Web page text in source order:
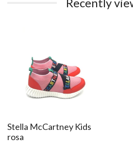
Stella McCartney Kids
rosa